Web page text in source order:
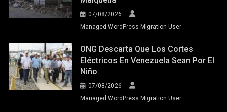
07/08/2026
Managed WordPress Migration User
ONG Descarta Que Los Cortes
Eléctricos En Venezuela Sean Por El
Niño
07/08/2026
Managed WordPress Migration User